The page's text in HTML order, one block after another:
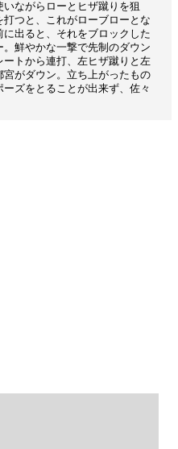
ながらローとヒザ蹴りを狙
つと、これがローブローとな
出ると、それをブロックした
鮮やかな一撃で先制のダウン
トから連打、左ヒザ蹴りと左
宮がダウン。立ち上がったもの
ズをとることが出来ず、佐々